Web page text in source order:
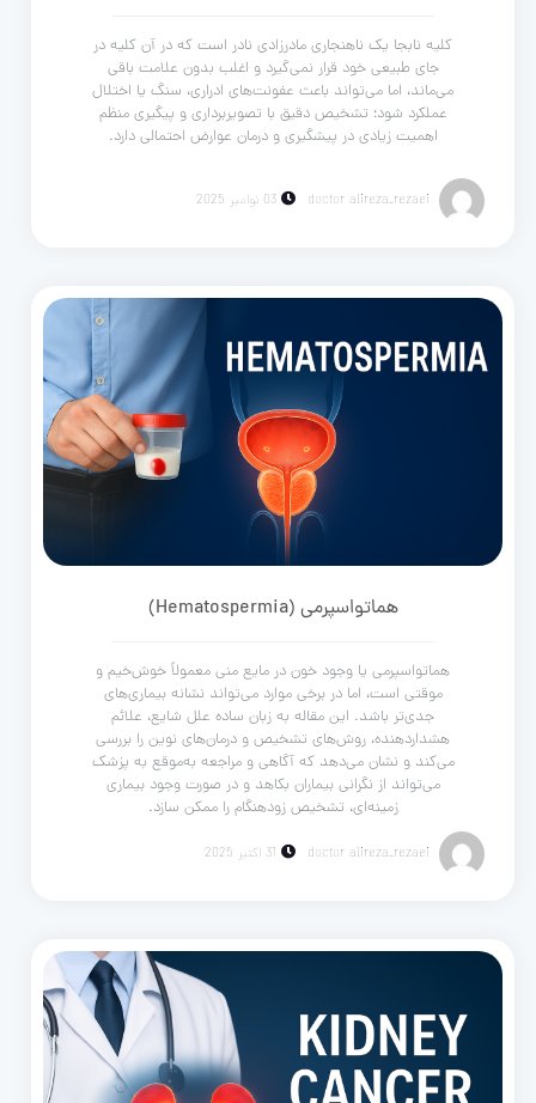
کلیه نابجا یک ناهنجاری مادرزادی نادر است که در آن کلیه در
جای طبیعی خود قرار نمی‌گیرد و اغلب بدون علامت باقی
می‌ماند، اما می‌تواند باعث عفونت‌های ادراری، سنگ یا اختلال
عملکرد شود؛ تشخیص دقیق با تصویربرداری و پیگیری منظم
اهمیت زیادی در پیشگیری و درمان عوارض احتمالی دارد.
doctor alireza_rezaei 03 نوامبر 2025
هماتواسپرمی (Hematospermia)
هماتواسپرمی یا وجود خون در مایع منی معمولاً خوش‌خیم و
موقتی است، اما در برخی موارد می‌تواند نشانه بیماری‌های
جدی‌تر باشد. این مقاله به زبان ساده علل شایع، علائم
هشداردهنده، روش‌های تشخیص و درمان‌های نوین را بررسی
می‌کند و نشان می‌دهد که آگاهی و مراجعه به‌موقع به پزشک
می‌تواند از نگرانی بیماران بکاهد و در صورت وجود بیماری
زمینه‌ای، تشخیص زودهنگام را ممکن سازد.
doctor alireza_rezaei 31 اکتبر 2025